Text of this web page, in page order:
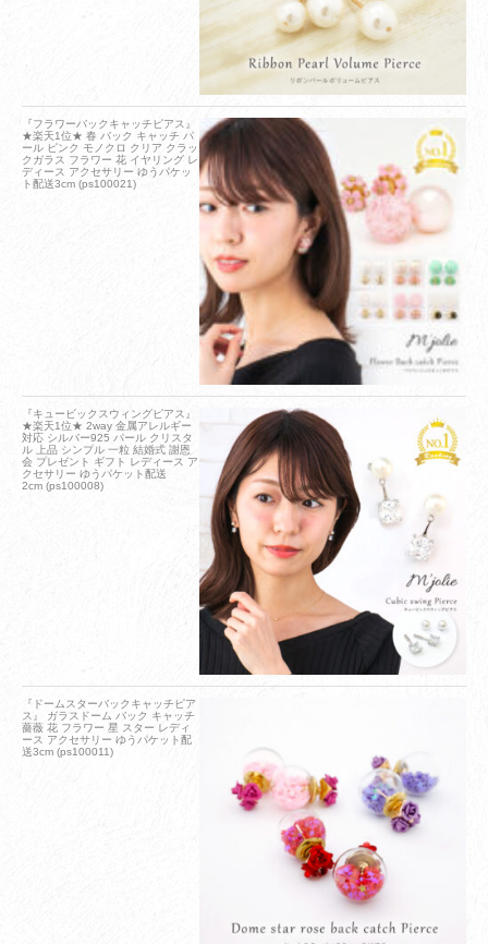
『フラワーバックキャッチピアス』
★楽天1位★ 春 バック キャッチ パ
ール ピンク モノクロ クリア クラッ
クガラス フラワー 花 イヤリング レ
ディース アクセサリー ゆうパケッ
ト配送3cm (ps100021)
『キュービックスウィングピアス』
★楽天1位★ 2way 金属アレルギー
対応 シルバー925 パール クリスタ
ル 上品 シンプル 一粒 結婚式 謝恩
会 プレゼント ギフト レディース ア
クセサリー ゆうパケット配送
2cm (ps100008)
『ドームスターバックキャッチピア
ス』 ガラスドーム バック キャッチ
薔薇 花 フラワー 星 スター レディ
ース アクセサリー ゆうパケット配
送3cm (ps100011)